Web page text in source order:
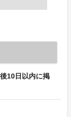
10日以内に掲